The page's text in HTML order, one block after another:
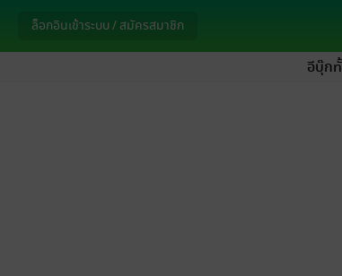
ล็อกอินเข้าระบบ / สมัครสมาชิก
อีบุ๊ก